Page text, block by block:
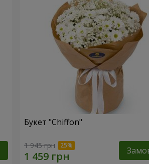
Букет "Chiffon"
1 945 грн